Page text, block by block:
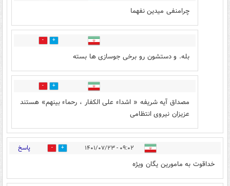
چرامنفی میدین نفهما
0
بله. و دستشون رو برخی جوسازی ها بسته
6
مصداق آیه شریفه « اشداء علی الکفار ، رحماء بینهم» هستند
عزیزان نیروی انتظامی
۰۹:۰۲ - ۱۴۰۱/۰۷/۲۳ 27 پاسخ
خداقوت به مامورین یگان ویژه